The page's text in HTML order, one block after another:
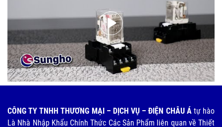
CÔNG TY TNHH THƯƠNG MẠI – DỊCH VỤ – ĐIỆN CHÂU Átự hào
Là Nhà Nhập Khẩu Chính Thức Các Sản Phẩm liên quan về Thiết